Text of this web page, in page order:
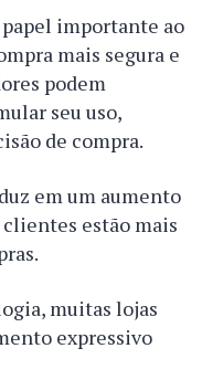
importante ao
mais segura e
podem
seu uso,
de compra.
em um aumento
clientes estão mais
muitas lojas
expressivo